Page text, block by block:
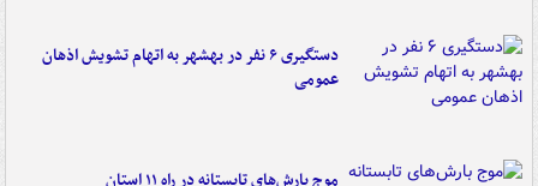
دستگیری ۶ نفر در بهشهر به اتهام تشویش اذهان
عمومی
موج بارش‌های تابستانه در راه ۱۱ استان